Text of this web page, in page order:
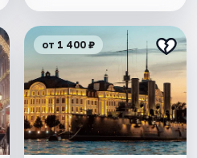
от 1 400 ₽